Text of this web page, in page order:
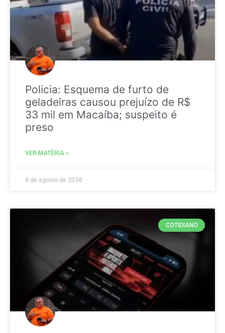
Policia: Esquema de furto de
geladeiras causou prejuízo de R$
33 mil em Macaíba; suspeito é
preso
VER MATÉRIA »
6 de agosto de 2026
COTIDIANO